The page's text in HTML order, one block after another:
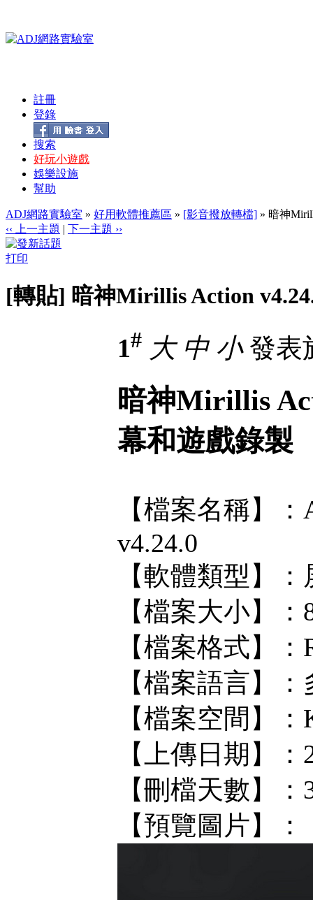
註冊
登錄
搜索
好玩小遊戲
娛樂設施
幫助
ADJ網路實驗室 » 好用軟體推薦區 » [影音撥放轉檔] » 暗神
‹‹ 上一主題 | 下一主題 ››
打印
[轉貼] 暗神Mirillis Action
1# 大 中 小發表
暗神Mirillis
幕和遊戲錄製
【檔案名稱】
v4.24.0
【軟體類型】
【檔案大小】：
【檔案格式】：
【檔案語言】
【檔案空間】
【上傳日期】：
【刪檔天數】
【預覽圖片】：